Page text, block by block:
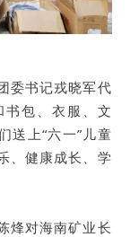
委书记戎晓军代
包、衣服、文
送上“六一”儿童
、健康成长、学
烽对海南矿业长